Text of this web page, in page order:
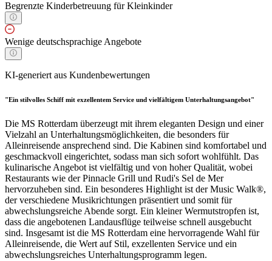
Begrenzte Kinderbetreuung für Kleinkinder
Wenige deutschsprachige Angebote
KI-generiert aus Kundenbewertungen
"Ein stilvolles Schiff mit exzellentem Service und vielfältigem Unterhaltungsangebot"
Die MS Rotterdam überzeugt mit ihrem eleganten Design und einer
Vielzahl an Unterhaltungsmöglichkeiten, die besonders für
Alleinreisende ansprechend sind. Die Kabinen sind komfortabel und
geschmackvoll eingerichtet, sodass man sich sofort wohlfühlt. Das
kulinarische Angebot ist vielfältig und von hoher Qualität, wobei
Restaurants wie der Pinnacle Grill und Rudi's Sel de Mer
hervorzuheben sind. Ein besonderes Highlight ist der Music Walk®,
der verschiedene Musikrichtungen präsentiert und somit für
abwechslungsreiche Abende sorgt. Ein kleiner Wermutstropfen ist,
dass die angebotenen Landausflüge teilweise schnell ausgebucht
sind. Insgesamt ist die MS Rotterdam eine hervorragende Wahl für
Alleinreisende, die Wert auf Stil, exzellenten Service und ein
abwechslungsreiches Unterhaltungsprogramm legen.